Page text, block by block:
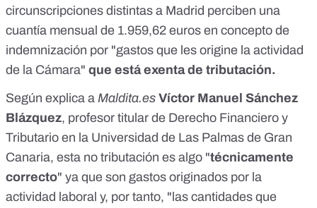
circunscripciones distintas a Madrid perciben una
cuantía mensual de 1.959,62 euros en concepto de
indemnización por "gastos que les origine la actividad
de la Cámara" que está exenta de tributación.
Según explica a Maldita.es Víctor Manuel Sánchez
Blázquez, profesor titular de Derecho Financiero y
Tributario en la Universidad de Las Palmas de Gran
Canaria, esta no tributación es algo "técnicamente
correcto" ya que son gastos originados por la
actividad laboral y, por tanto, "las cantidades que